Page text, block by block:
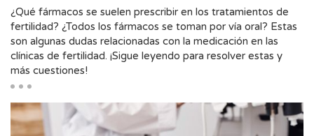
¿Qué fármacos se suelen prescribir en los tratamientos de
fertilidad? ¿Todos los fármacos se toman por vía oral? Estas
son algunas dudas relacionadas con la medicación en las
clínicas de fertilidad. ¡Sigue leyendo para resolver estas y
más cuestiones!